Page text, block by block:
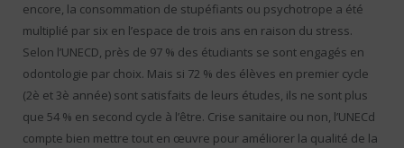
encore, la consommation de stupéfiants ou psychotrope a été
multiplié par six en l’espace de trois ans en raison du stress.
Selon l’UNECD, près de 97 % des étudiants se sont engagés en
odontologie par choix. Mais si 72 % des élèves en premier cycle
(2è et 3è année) sont satisfaits de leurs études, ils ne sont plus
que 54 % en second cycle à l’être. Crise sanitaire ou non, l’UNECd
compte bien mettre tout en œuvre pour améliorer la qualité de la